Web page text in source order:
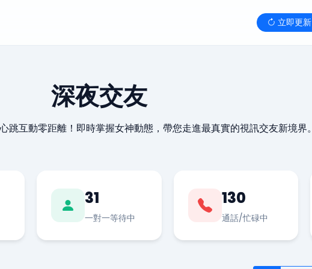
立即更新
深夜交友
跳互動零距離！即時掌握女神動態，帶您走進最真實的視訊交友新境界。
31
一對一等待中
130
通話/忙碌中